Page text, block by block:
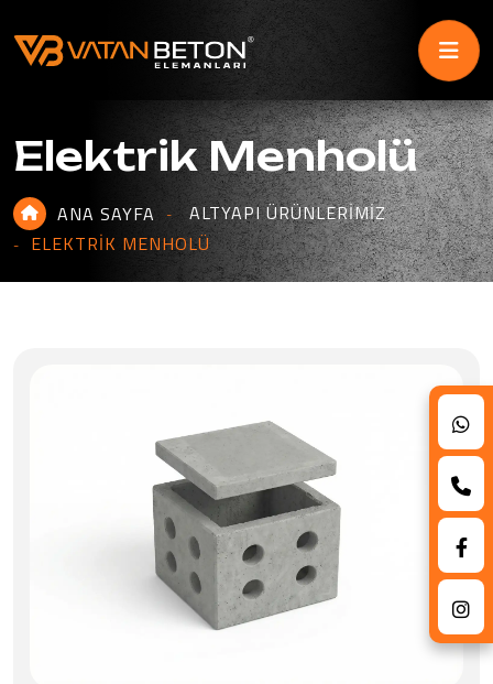
Elektrik Menholü
ANA SAYFA
ALTYAPI ÜRÜNLERIMIZ
ELEKTRIK MENHOLÜ